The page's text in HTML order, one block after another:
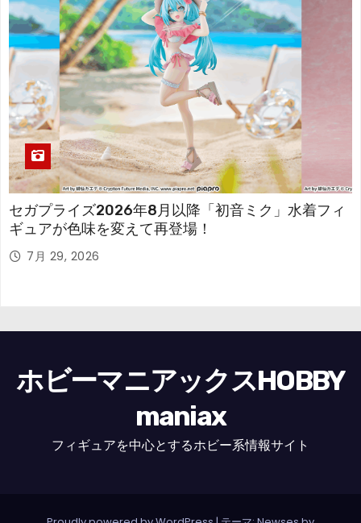
セガプライズ2026年8月以降「初音ミク」水着フィ
ギュアが色味を変えて再登場！
7月 29, 2026
ホビーマニアックスHOBBY
maniax
フィギュアを中心とするホビー系情報サイト